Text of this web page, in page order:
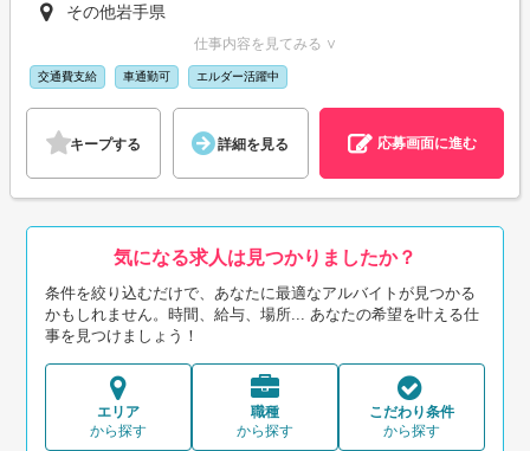
その他岩手県
仕事内容を見てみる ∨
交通費支給 車通勤可 エルダー活躍中
キープする 詳細を見る 応募画面に進む
気になる求人は見つかりましたか？
条件を絞り込むだけで、あなたに最適なアルバイトが見つかる
かもしれません。時間、給与、場所... あなたの希望を叶える仕
事を見つけましょう！
エリア
から探す
職種
から探す
こだわり条件
から探す